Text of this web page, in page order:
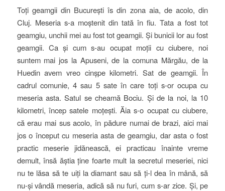
Toți geamgii din București îs din zona aia, de acolo, din
Cluj. Meseria s-a moștenit din tată în fiu. Tata a fost tot
geamgiu, unchii mei au fost tot geamgii. Și bunicii lor au fost
geamgii. Ca și cum s-au ocupat moții cu ciubere, noi
suntem mai jos la Apuseni, de la comuna Mărgău, de la
Huedin avem vreo cinșpe kilometri. Sat de geamgii. În
cadrul comunie, 4 sau 5 sate în care toți s-or ocupa cu
meseria asta. Satul se cheamă Bociu. Și de la noi, la 10
kilometri, încep satele moțești. Ăia s-o ocupat cu ciubere,
că erau mai sus acolo, în pădure numai de brazi, aici mai
jos o început cu meseria asta de geamgiu, dar asta o fost
practic meserie jidănească, ei practicau înainte vreme
demult, însă ăștia ține foarte mult la secretul meseriei, nici
nu te lăsa să te uiți la diamant sau să ți-l dea în mână, să
nu-și vândă meseria, adică să nu furi, cum s-ar zice. Și, pe